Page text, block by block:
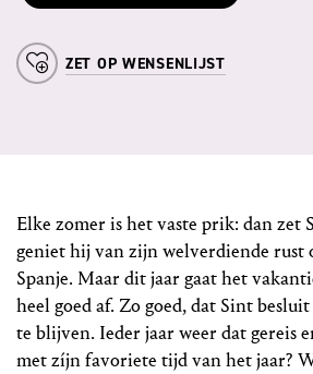
Elke zomer is het vaste prik: dan zet
geniet hij van zijn welverdiende rust
Spanje. Maar dit jaar gaat het
heel goed af. Zo goed, dat Sint
te blijven. Ieder jaar weer dat gereis
met zíjn favoriete tijd van het jaar?
ZET OP WENSENLIJST